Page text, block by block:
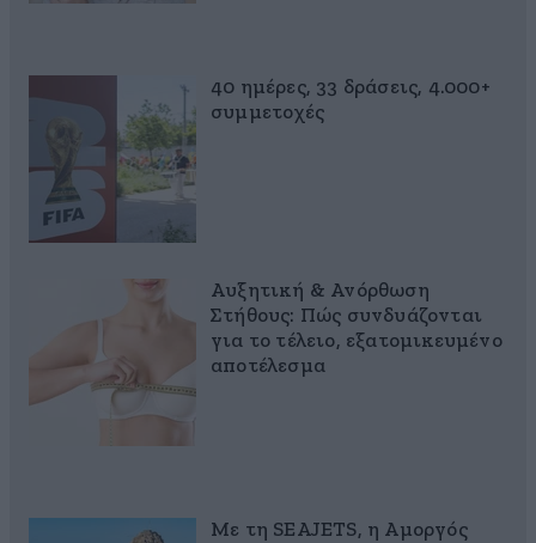
40 ημέρες, 33 δράσεις, 4.000+
συμμετοχές
Αυξητική & Ανόρθωση
Στήθους: Πώς συνδυάζονται
για το τέλειο, εξατομικευμένο
αποτέλεσμα
Με τη SEAJETS, η Αμοργός